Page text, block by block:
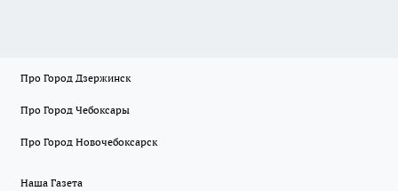
Про Город Дзержинск
Про Город Чебоксары
Про Город Новочебоксарск
Наша Газета